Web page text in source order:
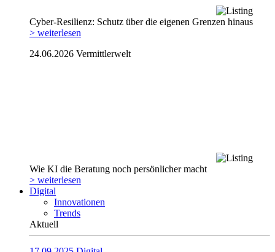
Cyber-Resilienz: Schutz über die eigenen Grenzen hinaus
> weiterlesen
24.06.2026 Vermittlerwelt
Wie KI die Beratung noch persönlicher macht
> weiterlesen
Digital
Innovationen
Trends
Aktuell